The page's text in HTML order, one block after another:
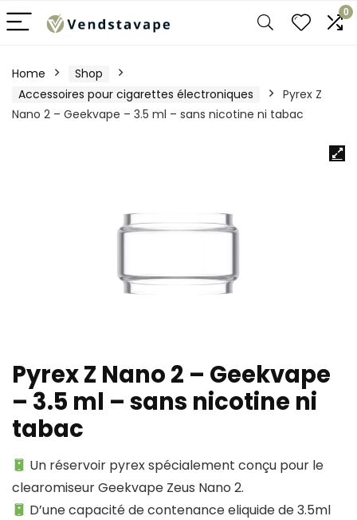
0
Home
Shop
Accessoires pour cigarettes électroniques
Pyrex Z
Nano 2 – Geekvape – 3.5 ml – sans nicotine ni tabac
Pyrex Z Nano 2 – Geekvape
– 3.5 ml – sans nicotine ni
tabac
Un réservoir pyrex spécialement conçu pour le
clearomiseur Geekvape Zeus Nano 2.
D’une capacité de contenance eliquide de 3.5ml